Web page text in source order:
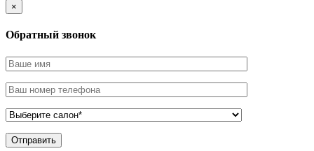
×
Обратный звонок